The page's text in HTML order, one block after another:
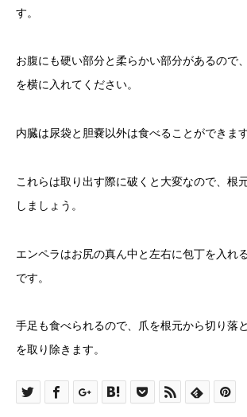
す。
お腹にも硬い部分と柔らかい部分があるので
を横に入れてください。
内臓は尿袋と胆嚢以外は食べることができます
これらは取り出す際に破くと大変なので、根
しましょう。
エンペラはお尻の真ん中と左右に包丁を入れ
です。
手足も食べられるので、爪を根元から切り落
を取り除きます。